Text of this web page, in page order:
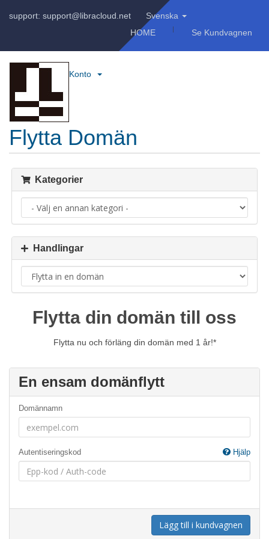
support: support@libracloud.net
Svenska
HOME
Se Kundvagnen
Konto
Flytta Domän
Kategorier
Handlingar
Flytta din domän till oss
Flytta nu och förläng din domän med 1 år!*
En ensam domänflytt
Domännamn
Autentiseringskod Hjälp
Lägg till i kundvagnen